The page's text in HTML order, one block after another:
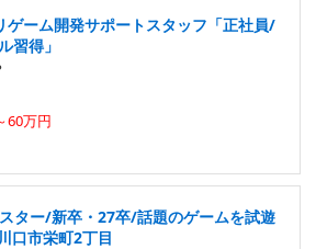
ゲーム開発サポートスタッフ「正社員/
習得」
60万円
ター/新卒・27卒/話題のゲームを試遊
口市栄町2丁目